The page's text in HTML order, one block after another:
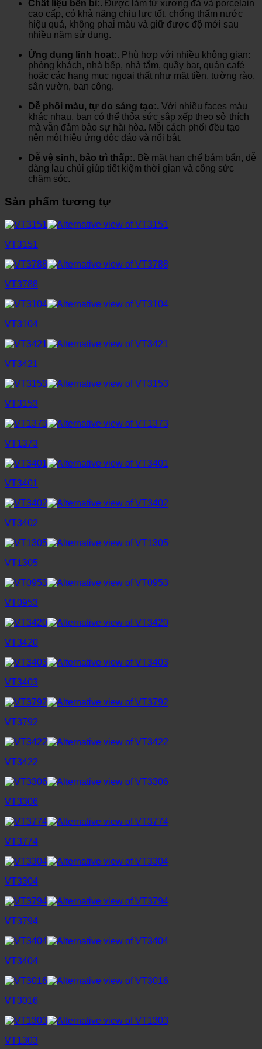
Chất liệu bền bỉ:. Được làm từ xương đá và porcelain
cao cấp, có khả năng chịu lực tốt, chống thấm nước
hiệu quả, không phai màu và giữ được độ mới sau
nhiều năm sử dụng.
Ứng dụng linh hoạt:. Phù hợp với nhiều không gian:
phòng khách, nhà bếp, nhà tắm, quầy bar, quán café
hoặc các hạng mục ngoại thất như mặt tiền, tường rào,
sân vườn, ban công.
Dễ phối màu, tự do sáng tạo:. Với nhiều faces màu
khác nhau, bạn có thể thỏa sức sắp xếp theo sở thích
mà vẫn đảm bảo sự hài hòa. Mỗi cách phối đều tạo
nên một hiệu ứng độc đáo và nổi bật.
Dễ vệ sinh, bảo trì thấp:. Bề mặt hạn chế bám bẩn, dễ
dàng lau chùi giúp tiết kiệm thời gian và công sức
chăm sóc.
Sản phẩm tương tự
VT3151
VT3788
VT3104
VT3421
VT3153
VT1373
VT3401
VT3402
VT1305
VT0953
VT3420
VT3403
VT3792
VT3422
VT3306
VT3774
VT3304
VT3794
VT3404
VT3016
VT1303